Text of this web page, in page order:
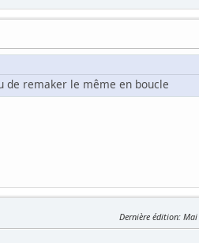
de remaker le même en boucle
Dernière édition: